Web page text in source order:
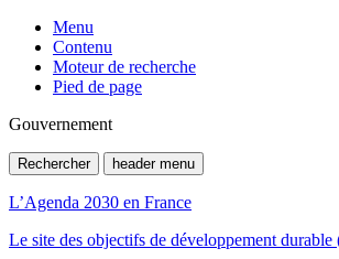
Menu
Contenu
Moteur de recherche
Pied de page
Gouvernement
Rechercher header menu
L’Agenda 2030 en France
Le site des objectifs de développement